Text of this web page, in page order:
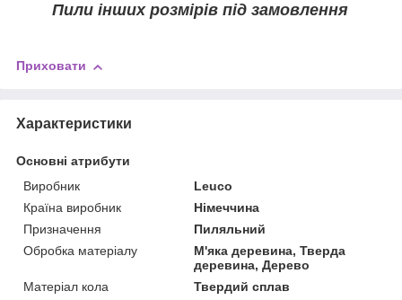
Пили інших розмірів під замовлення
Приховати
Характеристики
Основні атрибути
Виробник
Leuco
Країна виробник
Німеччина
Призначення
Пиляльний
Обробка матеріалу
М'яка деревина, Тверда
деревина, Дерево
Матеріал кола
Твердий сплав